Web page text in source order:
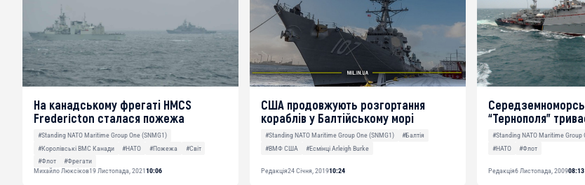
На канадському фрегаті HMCS
Fredericton сталася пожежа
#Standing NATO Maritime Group One (SNMG1)
#Королівські ВМС Канади
#НАТО #Пожежа
#Світ
#Флот
#Фрегати
Михайло Люксіков19 Листопада, 202110:06
США продовжують розгортання
кораблів у Балтійському морі
#Standing NATO Maritime Group One (SNMG1)
#Балтія
#ВМФ США
#Есмінці Arleigh Burke
Редакція24 Січня, 201910:24
“Тернополя”
#Standing NATO Maritime Group
#НАТО
#Флот
Редакція6 Листопада, 200908:13